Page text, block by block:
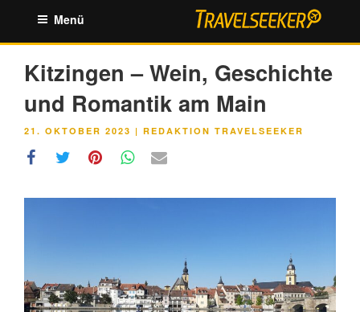
springen
Menü
Kitzingen – Wein, Geschichte
und Romantik am Main
VERÖFFENTLICHT
21. OKTOBER 2023 | REDAKTION TRAVELSEEKER